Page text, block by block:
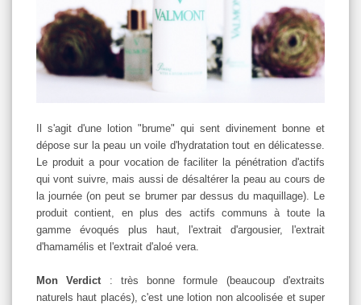
Il s'agit d'une lotion "brume" qui sent divinement bonne et
dépose sur la peau un voile d'hydratation tout en délicatesse.
Le produit a pour vocation de faciliter la pénétration d'actifs
qui vont suivre, mais aussi de désaltérer la peau au cours de
la journée (on peut se brumer par dessus du maquillage). Le
produit contient, en plus des actifs communs à toute la
gamme évoqués plus haut, l'extrait d'argousier, l'extrait
d'hamamélis et l'extrait d'aloé vera.
Mon Verdict: très bonne formule (beaucoup d'extraits
naturels haut placés), c'est une lotion non alcoolisée et super